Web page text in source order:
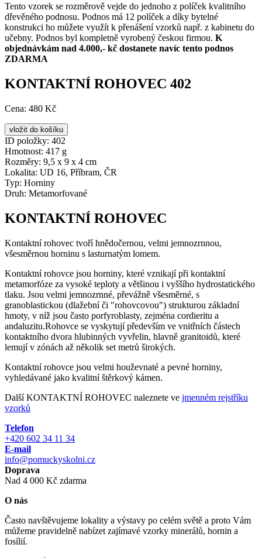
Tento vzorek se rozměrově vejde do jednoho z políček kvalitního
dřevěného podnosu. Podnos má 12 políček a díky bytelné
konstrukci ho můžete využít k přenášení vzorků např. z kabinetu do
učebny. Podnos byl kompletně vyrobený českou firmou. K
objednávkám nad 4.000,- kč dostanete navíc tento podnos
ZDARMA
KONTAKTNÍ ROHOVEC 402
Cena: 480 Kč
ID položky: 402
Hmotnost: 417 g
Rozměry: 9,5 x 9 x 4 cm
Lokalita: UD 16, Příbram, ČR
Typ: Horniny
Druh: Metamorfované
KONTAKTNÍ ROHOVEC
Kontaktní rohovec tvoří hnědočernou, velmi jemnozrnnou,
všesměrnou horninu s lasturnatým lomem.
Kontaktní rohovce jsou horniny, které vznikají při kontaktní
metamorfóze za vysoké teploty a většinou i vyššího hydrostatického
tlaku. Jsou velmi jemnozrnné, převážně všesměrné, s
granoblastickou (dlažební či "rohovcovou") strukturou základní
hmoty, v níž jsou často porfyroblasty, zejména cordieritu a
andaluzitu.Rohovce se vyskytují především ve vnitřních částech
kontaktního dvora hlubinných vyvřelin, hlavně granitoidů, které
lemují v zónách až několik set metrů širokých.
Kontaktní rohovce jsou velmi houževnaté a pevné horniny,
vyhledávané jako kvalitní štěrkový kámen.
Další KONTAKTNÍ ROHOVEC naleznete ve jmenném rejstříku
vzorků
Telefon
+420 602 34 11 34
E-mail
info@pomuckyskolni.cz
Doprava
Nad 4 000 Kč zdarma
O nás
Často navštěvujeme lokality a výstavy po celém světě a proto Vám
můžeme pravidelně nabízet zajímavé vzorky minerálů, hornin a
fosílií.